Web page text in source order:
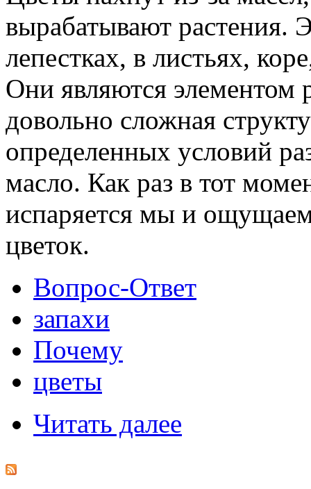
вырабатывают растения.
лепестках, в листьях,
Они являются элементом
довольно сложная
определенных условий
масло. Как раз в тот
испаряется мы и
цветок.
Вопрос-Ответ
запахи
Почему
цветы
Читать далее